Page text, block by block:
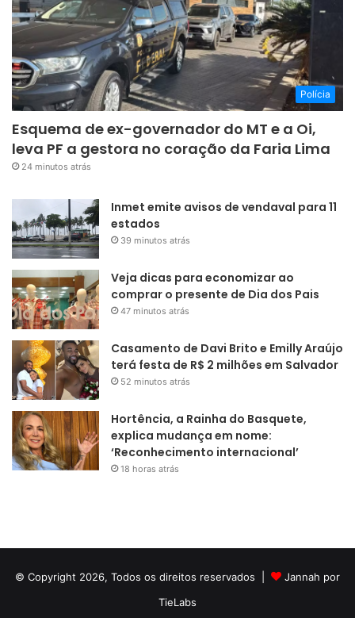
Polícia
Esquema de ex-governador do MT e a Oi,
leva PF a gestora no coração da Faria Lima
24 minutos atrás
Inmet emite avisos de vendaval para 11
estados
39 minutos atrás
Veja dicas para economizar ao
comprar o presente de Dia dos Pais
47 minutos atrás
Casamento de Davi Brito e Emilly Araújo
terá festa de R$ 2 milhões em Salvador
52 minutos atrás
Hortência, a Rainha do Basquete,
explica mudança em nome:
‘Reconhecimento internacional’
18 horas atrás
© Copyright 2026, Todos os direitos reservados |
Jannah por
TieLabs